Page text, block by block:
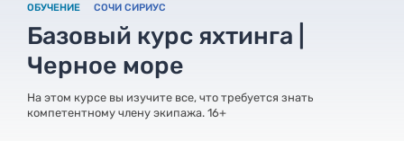
ОБУЧЕНИЕ СОЧИ СИРИУС
Базовый курс яхтинга |
Черное море
На этом курсе вы изучите все, что требуется знать
компетентному члену экипажа. 16+